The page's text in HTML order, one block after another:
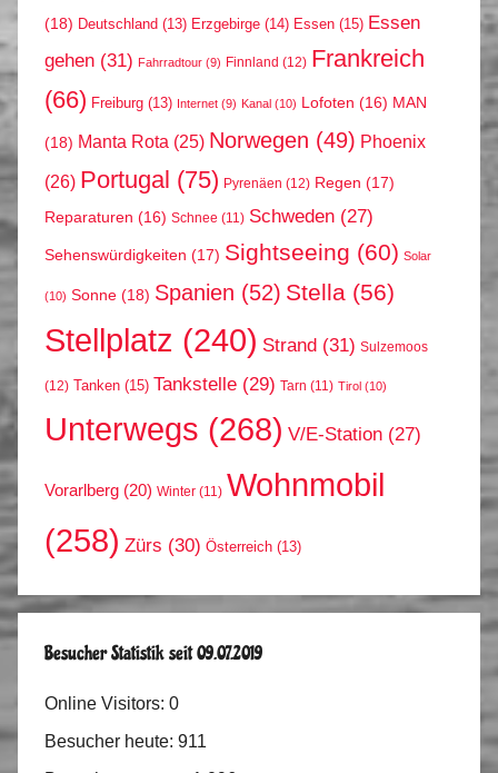
(18) Deutschland (13) Erzgebirge (14) Essen (15) Essen
gehen (31) Fahrradtour (9) Finnland (12) Frankreich
(66) Freiburg (13) Internet (9) Kanal (10) Lofoten (16) MAN
(18) Manta Rota (25) Norwegen (49) Phoenix
(26) Portugal (75) Pyrenäen (12) Regen (17)
Reparaturen (16) Schnee (11) Schweden (27)
Sehenswürdigkeiten (17) Sightseeing (60) Solar
(10) Sonne (18) Spanien (52) Stella (56)
Stellplatz (240) Strand (31) Sulzemoos
(12) Tanken (15) Tankstelle (29) Tarn (11) Tirol (10)
Unterwegs (268) V/E-Station (27)
Vorarlberg (20) Winter (11) Wohnmobil
(258) Zürs (30) Österreich (13)
Besucher Statistik seit 09.07.2019
Online Visitors: 0
Besucher heute: 911